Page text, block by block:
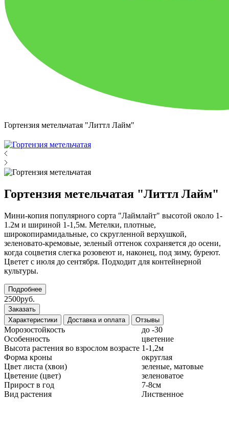
Гортензия метельчатая "Литтл Лайм"
Гортензия метельчатая "Литтл Лайм"
Мини-копия популярного сорта "Лаймлайт" высотой около 1-
1.2м и шириной 1-1,5м. Метелки, плотные,
широкопирамидальные, со скругленной верхушкой,
зеленовато-кремовые, зеленый оттенок сохраняется до осени,
когда соцветия слегка розовеют и, наконец, под зиму, буреют.
Цветет с июля до сентября. Подходит для контейнерной
культуры.
Подробнее
2500руб.
Заказать
Характеристики
Доставка и оплата Отзывы
Морозостойкость
до -30
Особенность
цветение
Высота растения во взрослом возрасте 1-1,2м
Форма кроны
округлая
Цвет листа (хвои)
зеленые, матовые
Цветение (цвет)
зеленоватое
Прирост в год
7-8см
Вид растения
Лиственное